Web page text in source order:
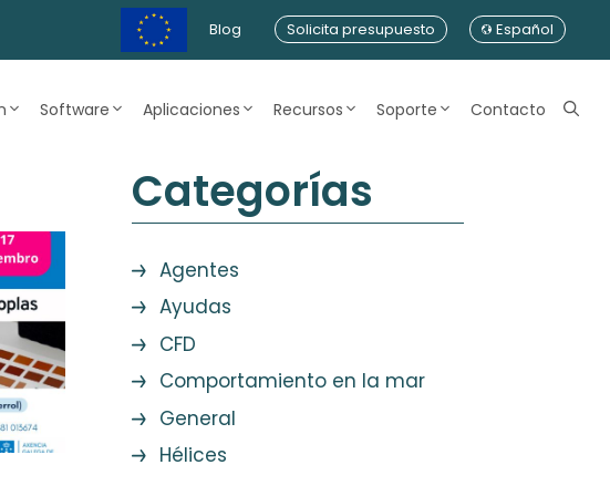
Blog Solicita presupuesto Español
Software Aplicaciones Recursos Soporte Contacto
Categorías
Agentes
Ayudas
CFD
Comportamiento en la mar
General
Hélices